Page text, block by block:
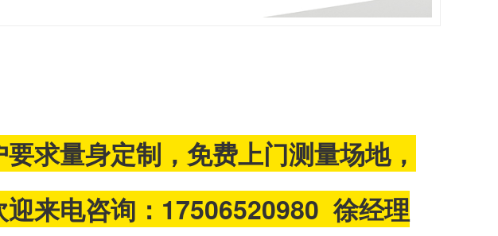
求量身定制，免费上门测量场地，
来电咨询：17506520980 徐经理